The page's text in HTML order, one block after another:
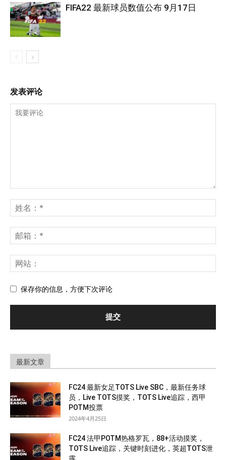
FIFA22 最新球员数值公布 9月17日
发表评论
保存你的信息，方便下次评论
最新文章
FC24 最新女足TOTS Live SBC，最新任务球
员，Live TOTS摸奖，TOTS Live追踪，西甲
POTM投票
2024年4月25日
FC24 法甲POTM热格罗瓦，88+活动摸奖，
TOTS Live追踪，关键时刻进化，英超TOTS泄